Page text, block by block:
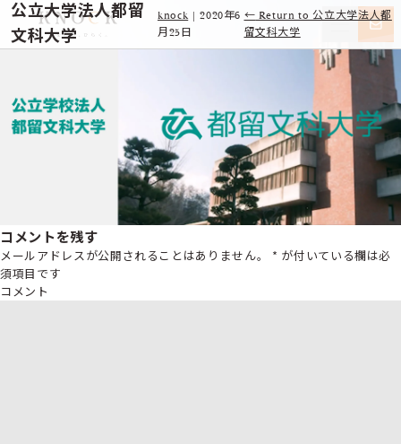
公立大学法人都留
文科大学
knock |2020年6
月25日
← Return to 公立大学法人都
留文科大学
コメントを残す
メールアドレスが公開されることはありません。 * が付いている欄は必
須項目です
コメント